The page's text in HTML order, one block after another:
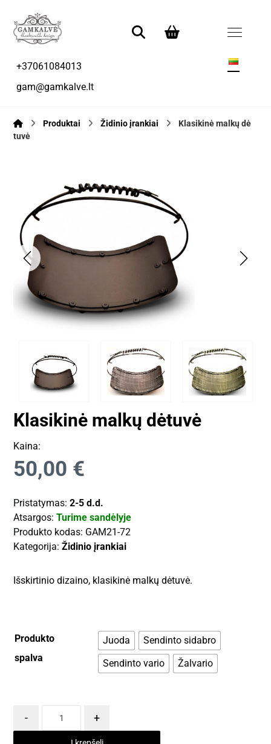
+37061084013
gam@gamkalve.lt
Produktai Židinio įrankiai
Klasikinė malkų dė
tuvė
Klasikinė malkų dėtuvė
Kaina:
50,00 €
Pristatymas:2-5 d.d.
Atsargos:Turime sandėlyje
Produkto kodas: GAM21-72
Kategorija:Židinio įrankiai
Išskirtinio dizaino, klasikinė malkų dėtuvė.
Produkto
spalva
Juoda
Sendinto sidabro
Sendinto vario
Žalvario
- +